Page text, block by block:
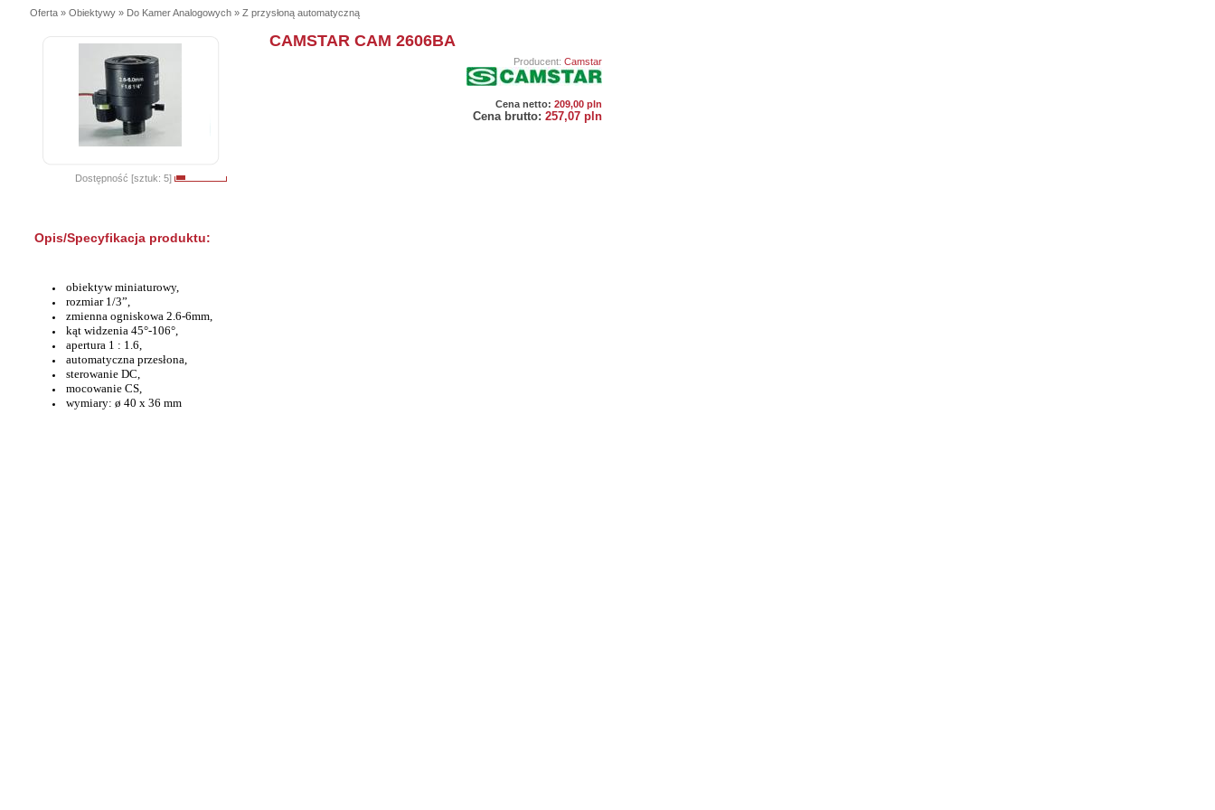
Oferta » Obiektywy » Do Kamer Analogowych » Z przysłoną automatyczną
Dostępność [sztuk: 5]
CAMSTAR CAM 2606BA
Producent: Camstar
Cena netto: 209,00 pln
Cena brutto: 257,07 pln
Opis/Specyfikacja produktu:
obiektyw miniaturowy,
rozmiar 1/3”,
zmienna ogniskowa 2.6-6mm,
kąt widzenia 45°-106°,
apertura 1 : 1.6,
automatyczna przesłona,
sterowanie DC,
mocowanie CS,
wymiary: ø 40 x 36 mm